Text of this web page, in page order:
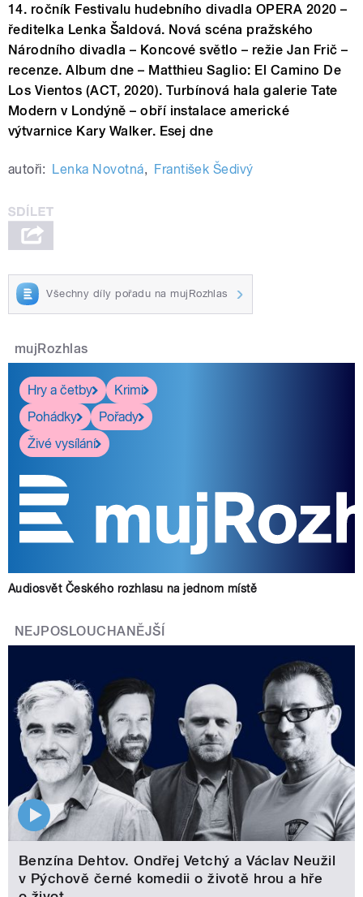
14. ročník Festivalu hudebního divadla OPERA 2020 –
ředitelka Lenka Šaldová. Nová scéna pražského
Národního divadla – Koncové světlo – režie Jan Frič –
recenze. Album dne – Matthieu Saglio: El Camino De
Los Vientos (ACT, 2020). Turbínová hala galerie Tate
Modern v Londýně – obří instalace americké
výtvarnice Kary Walker. Esej dne
autoři: Lenka Novotná, František Šedivý
Všechny díly pořadu na mujRozhlas
mujRozhlas
Hry a četby
Krimi
Pohádky
Pořady
Živé vysílání
Audiosvět Českého rozhlasu na jednom místě
NEJPOSLOUCHANĚJŠÍ
Benzína Dehtov. Ondřej Vetchý a Václav Neužil
v Pýchově černé komedii o životě hrou a hře